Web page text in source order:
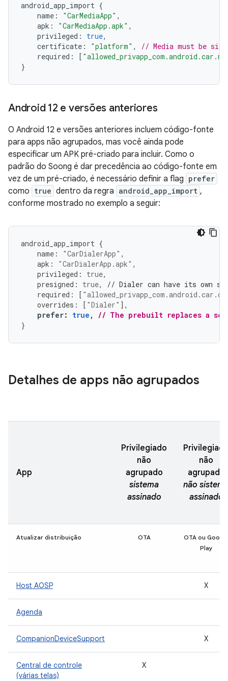
android_app_import {
name : "CarMediaApp" ,
apk : "CarMediaApp.apk" ,
privileged : true,
certificate : "platform" ,
// Media must be
required : [
}
Android 12 e versões anteriores
O Android 12 e versões anteriores incluem código-fonte
para apps não agrupados, mas você ainda pode
especificar um APK pré-criado para incluir. Como o
padrão do Soong é dar precedência ao código-fonte em
vez de um pré-criado, é necessário definir a flag prefer
como true dentro da regra android_app_import ,
conforme mostrado no exemplo a seguir:
android_app_import {
name : "CarDialerApp" ,
apk : "CarDialerApp.apk" ,
privileged : true,
presigned : true,
// Dialer can have its own
required : [
overrides : [ "Dialer" ],
prefer: true ,
// The prebuilt replaces a
}
Detalhes de apps não agrupados
App
Privilegiado
não
agrupado
sistema
assinado
não
agrupado
não
assinado
Atualizar distribuição OTA
OTA ou
Play
Host AOSP X
Agenda
CompanionDeviceSupport X
Central de controle
(várias telas)
X